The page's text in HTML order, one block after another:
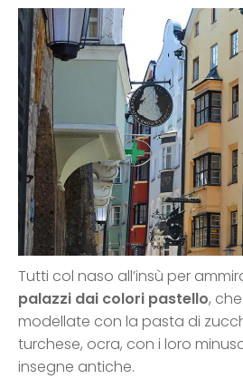
Tutti col naso all’insù per
palazzi dai colori pastello,
modellate con la pasta di
turchese, ocra, con i loro
insegne antiche.